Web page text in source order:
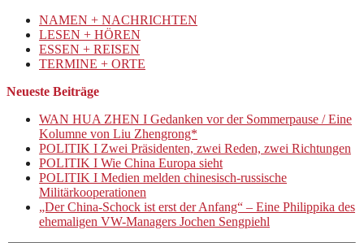
NAMEN + NACHRICHTEN
LESEN + HÖREN
ESSEN + REISEN
TERMINE + ORTE
Neueste Beiträge
WAN HUA ZHEN I Gedanken vor der Sommerpause / Eine
Kolumne von Liu Zhengrong*
POLITIK I Zwei Präsidenten, zwei Reden, zwei Richtungen
POLITIK I Wie China Europa sieht
POLITIK I Medien melden chinesisch-russische
Militärkooperationen
„Der China-Schock ist erst der Anfang“ – Eine Philippika des
ehemaligen VW-Managers Jochen Sengpiehl